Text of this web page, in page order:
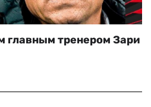
главным тренером Зари